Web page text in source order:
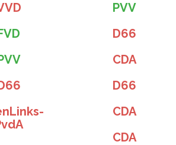
PVV
D66
CDA
D66
CDA
CDA